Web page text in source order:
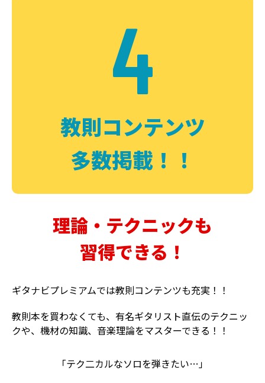
4
教則コンテンツ
多数掲載！！
理論・テクニックも
習得できる！
ギタナビプレミアムでは教則コンテンツも充実！！
教則本を買わなくても、有名ギタリスト直伝のテクニッ
クや、機材の知識、音楽理論をマスターできる！！
「テク二カルなソロを弾きたい…」